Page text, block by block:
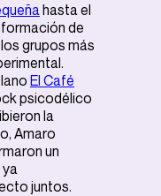
hasta el
de
grupos más
El Café
psicodélico
la
Amaro
un
juntos.